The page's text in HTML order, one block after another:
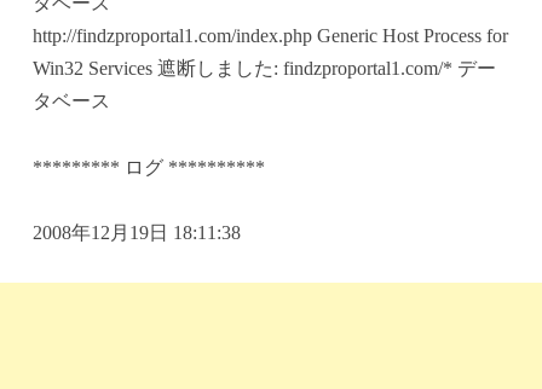
http://findzproportal1.com/index.php Generic Host Process for
Win32 Services 遮断しました: findzproportal1.com/* デー
タベース
********* ログ **********
2008年12月19日 18:11:38